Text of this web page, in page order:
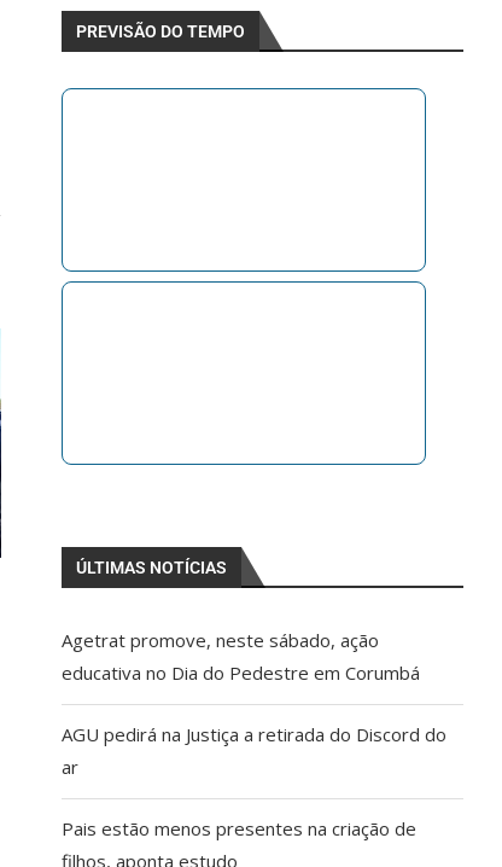
PREVISÃO DO TEMPO
ÚLTIMAS NOTÍCIAS
Agetrat promove, neste sábado, ação
educativa no Dia do Pedestre em Corumbá
AGU pedirá na Justiça a retirada do Discord do
ar
Pais estão menos presentes na criação de
filhos, aponta estudo